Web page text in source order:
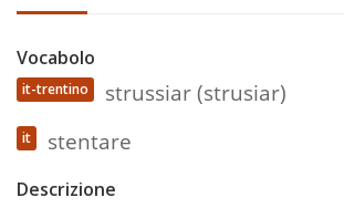
Vocabolo
it-trentino strussiar (strusiar)
it stentare
Descrizione